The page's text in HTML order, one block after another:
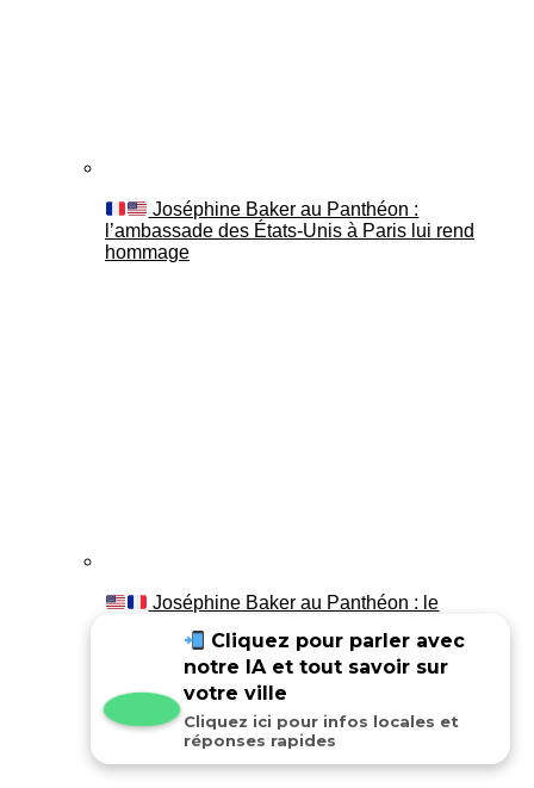
Joséphine Baker au Panthéon :
l’ambassade des États-Unis à Paris lui rend
hommage
Joséphine Baker au Panthéon : le
Cliquez pour parler avec
notre IA et tout savoir sur
votre ville
Cliquez ici pour infos locales et
réponses rapides